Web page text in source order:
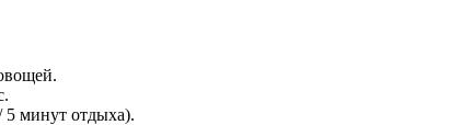
минут отдыха).